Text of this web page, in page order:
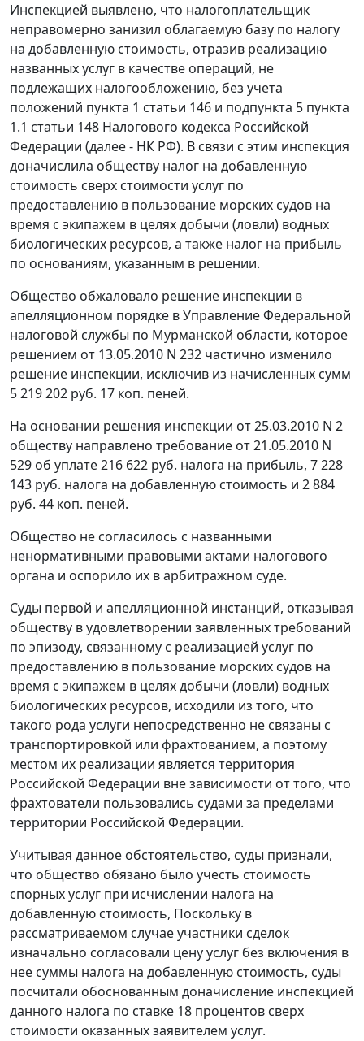
Инспекцией выявлено, что налогоплательщик
неправомерно занизил облагаемую базу по налогу
на добавленную стоимость, отразив реализацию
названных услуг в качестве операций, не
подлежащих налогообложению, без учета
положений пункта 1 статьи 146 и подпункта 5 пункта
1.1 статьи 148 Налогового кодекса Российской
Федерации (далее - НК РФ). В связи с этим инспекция
доначислила обществу налог на добавленную
стоимость сверх стоимости услуг по
предоставлению в пользование морских судов на
время с экипажем в целях добычи (ловли) водных
биологических ресурсов, а также налог на прибыль
по основаниям, указанным в решении.
Общество обжаловало решение инспекции в
апелляционном порядке в Управление Федеральной
налоговой службы по Мурманской области, которое
решением от 13.05.2010 N 232 частично изменило
решение инспекции, исключив из начисленных сумм
5 219 202 руб. 17 коп. пеней.
На основании решения инспекции от 25.03.2010 N 2
обществу направлено требование от 21.05.2010 N
529 об уплате 216 622 руб. налога на прибыль, 7 228
143 руб. налога на добавленную стоимость и 2 884
руб. 44 коп. пеней.
Общество не согласилось с названными
ненормативными правовыми актами налогового
органа и оспорило их в арбитражном суде.
Суды первой и апелляционной инстанций, отказывая
обществу в удовлетворении заявленных требований
по эпизоду, связанному с реализацией услуг по
предоставлению в пользование морских судов на
время с экипажем в целях добычи (ловли) водных
биологических ресурсов, исходили из того, что
такого рода услуги непосредственно не связаны с
транспортировкой или фрахтованием, а поэтому
местом их реализации является территория
Российской Федерации вне зависимости от того, что
фрахтователи пользовались судами за пределами
территории Российской Федерации.
Учитывая данное обстоятельство, суды признали,
что общество обязано было учесть стоимость
спорных услуг при исчислении налога на
добавленную стоимость, Поскольку в
рассматриваемом случае участники сделок
изначально согласовали цену услуг без включения в
нее суммы налога на добавленную стоимость, суды
посчитали обоснованным доначисление инспекцией
данного налога по ставке 18 процентов сверх
стоимости оказанных заявителем услуг.